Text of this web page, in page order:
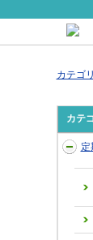
カテゴ
カテ
定